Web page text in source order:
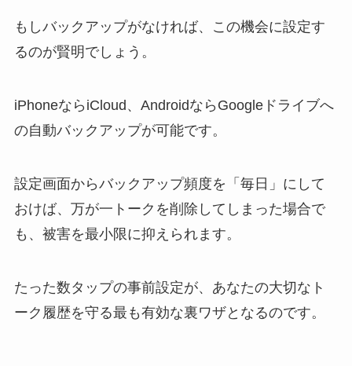
もしバックアップがなければ、この機会に設定す
るのが賢明でしょう。
iPhoneならiCloud、AndroidならGoogleドライブへ
の自動バックアップが可能です。
設定画面からバックアップ頻度を「毎日」にして
おけば、万が一トークを削除してしまった場合で
も、被害を最小限に抑えられます。
たった数タップの事前設定が、あなたの大切なト
ーク履歴を守る最も有効な裏ワザとなるのです。